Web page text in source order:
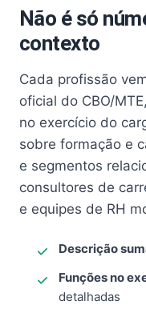
Não é só
contexto
Cada profissão
oficial do CBO/
no exercício do
sobre formação e
e segmentos
consultores de
e equipes de RH
Descrição
Funções no
detalhadas